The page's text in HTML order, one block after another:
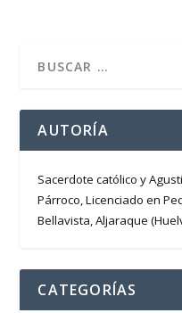
AUTORÍA
Sacerdote católico y
Párroco, Licenciado en
Bellavista, Aljaraque
CATEGORÍAS